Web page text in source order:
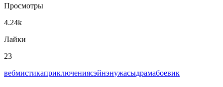
Просмотры
4.24k
Лайки
23
вебмистикаприключениясэйнэнужасыдрамабоевик